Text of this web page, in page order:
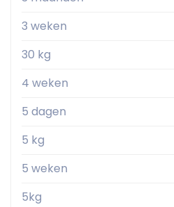
3 weken
30 kg
4 weken
5 dagen
5 kg
5 weken
5kg